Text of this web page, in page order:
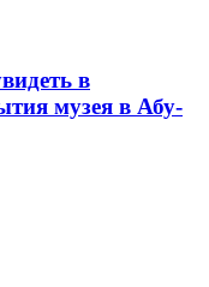
в
музея в Абу-